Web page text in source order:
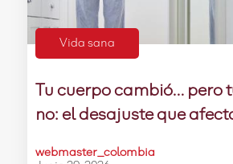
Vida sana
Tu cuerpo cambió… pero
no: el desajuste que
webmaster_colombia